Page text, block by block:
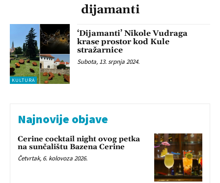
dijamanti
KULTURA
‘Dijamanti’ Nikole Vudraga
krase prostor kod Kule
stražarnice
Subota, 13. srpnja 2024.
Najnovije objave
Cerine cocktail night ovog petka
na sunčalištu Bazena Cerine
Četvrtak, 6. kolovoza 2026.